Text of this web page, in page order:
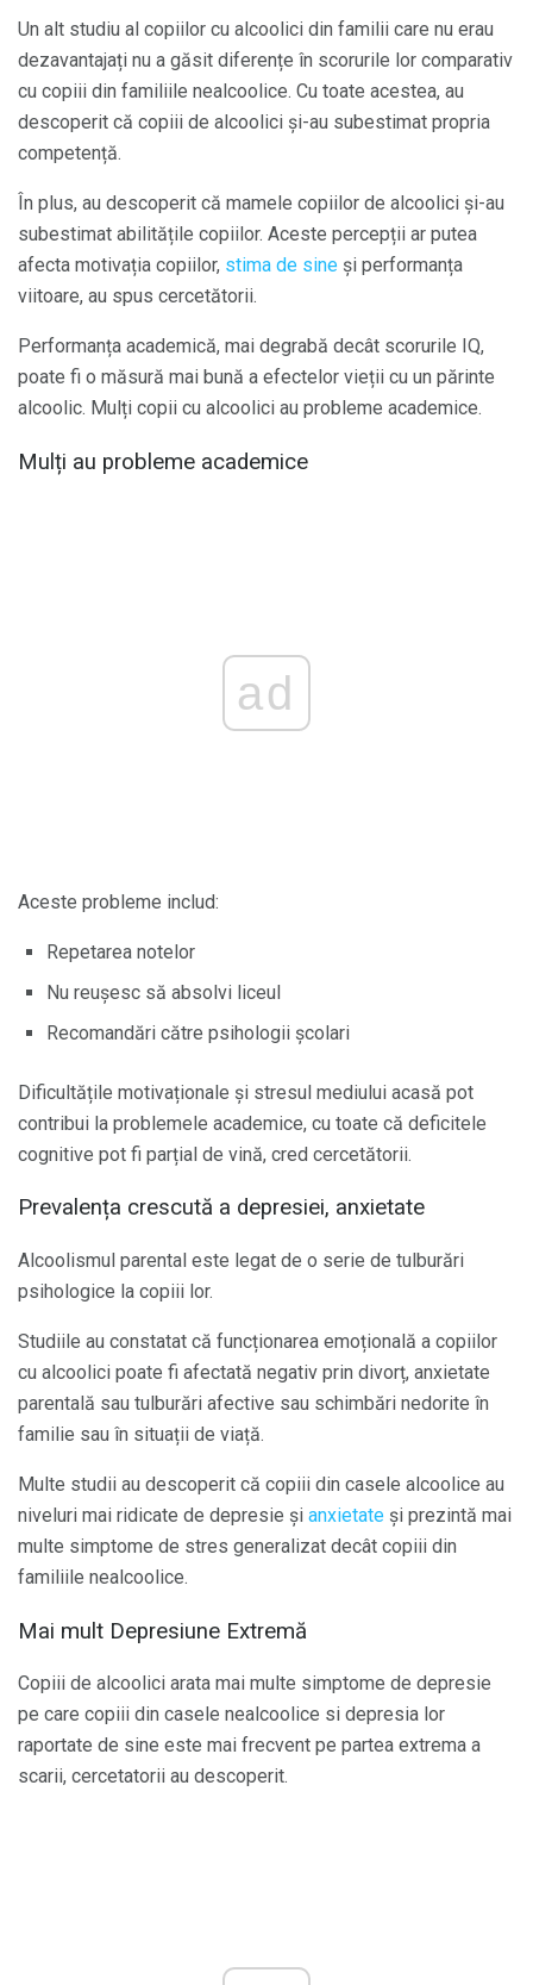
Un alt studiu al copiilor cu alcoolici din familii care nu erau
dezavantajați nu a găsit diferențe în scorurile lor comparativ
cu copiii din familiile nealcoolice. Cu toate acestea, au
descoperit că copiii de alcoolici și-au subestimat propria
competență.
În plus, au descoperit că mamele copiilor de alcoolici și-au
subestimat abilitățile copiilor. Aceste percepții ar putea
afecta motivația copiilor, stima de sine și performanța
viitoare, au spus cercetătorii.
Performanța academică, mai degrabă decât scorurile IQ,
poate fi o măsură mai bună a efectelor vieții cu un părinte
alcoolic. Mulți copii cu alcoolici au probleme academice.
Mulți au probleme academice
ad
Aceste probleme includ:
Repetarea notelor
Nu reușesc să absolvi liceul
Recomandări către psihologii școlari
Dificultățile motivaționale și stresul mediului acasă pot
contribui la problemele academice, cu toate că deficitele
cognitive pot fi parțial de vină, cred cercetătorii.
Prevalența crescută a depresiei, anxietate
Alcoolismul parental este legat de o serie de tulburări
psihologice la copiii lor.
Studiile au constatat că funcționarea emoțională a copiilor
cu alcoolici poate fi afectată negativ prin divorț, anxietate
parentală sau tulburări afective sau schimbări nedorite în
familie sau în situații de viață.
Multe studii au descoperit că copiii din casele alcoolice au
niveluri mai ridicate de depresie și anxietate și prezintă mai
multe simptome de stres generalizat decât copiii din
familiile nealcoolice.
Mai mult Depresiune Extremă
Copiii de alcoolici arata mai multe simptome de depresie
pe care copiii din casele nealcoolice si depresia lor
raportate de sine este mai frecvent pe partea extrema a
scarii, cercetatorii au descoperit.